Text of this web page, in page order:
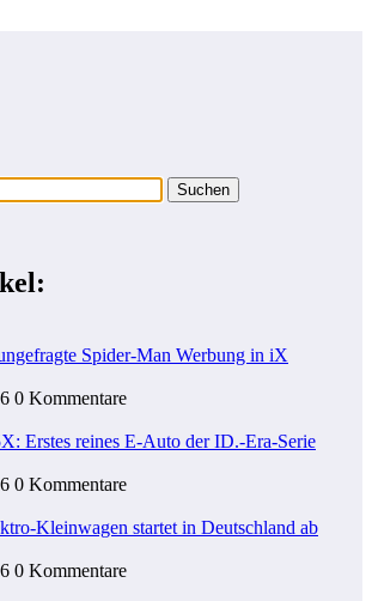
Spider-Man Werbung in iX
0 Kommentare
Erstes reines E-Auto der ID.-Era-Serie
0 Kommentare
Kleinwagen startet in Deutschland ab
0 Kommentare